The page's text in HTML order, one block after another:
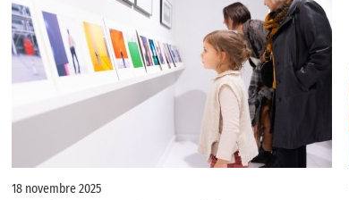
18 novembre 2025